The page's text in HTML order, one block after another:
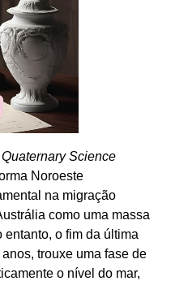
Quaternary Science
Noroeste
na migração
como uma massa
o fim da última
trouxe uma fase de
o nível do mar,